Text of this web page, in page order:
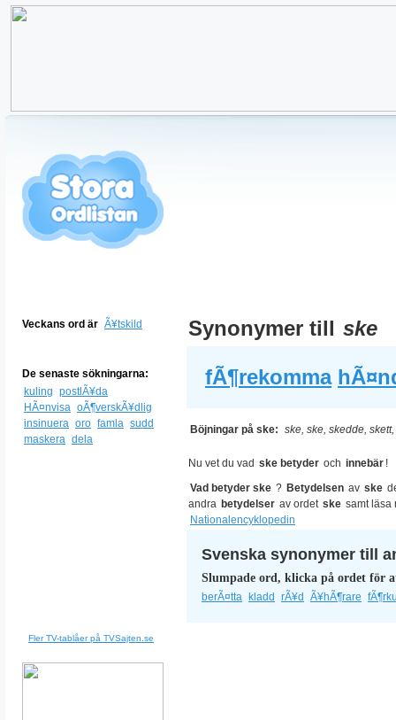
Veckans ord är Ã¥tskild
De senaste sökningarna:
kuling postlÃ¥da
HÃ¤nvisa oÃ¶verskÃ¥dlig
insinuera oro famla sudd
maskera dela
Fler TV-tablåer på TVSajten.se
Synonymer till ske
fÃ¶rekomma
Böjningar på ske: ske, ske, skedde,
Nu vet du vad ske betyder och innebär !
Vad betyder ske ? Betydelsen av ske
andra betydelser av ordet ske samt läsa
Nationalencyklopedin
Svenska synonymer till
Slumpade ord, klicka på ordet för
berÃ¤tta kladd rÃ¥d Ã¥hÃ¶rare